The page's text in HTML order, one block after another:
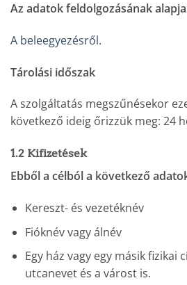
Az adatok feldolgozásának
A beleegyezésről.
Tárolási időszak
A szolgáltatás megszűnésekor
következő ideig őrizzük meg: 24
1.2 Kifizetések
Ebből a célból a következő
Kereszt- és vezetéknév
Fióknév vagy álnév
Egy ház vagy egy másik fizikai
utcanevet és a várost is.